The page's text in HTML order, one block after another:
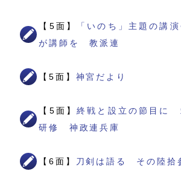
【5面】
「いのち」主題の講
が講師を 教派連
【5面】 神宮だより
【5面】終戦と設立の節目に
研修 神政連兵庫
【6面】 刀剣は語る その陸